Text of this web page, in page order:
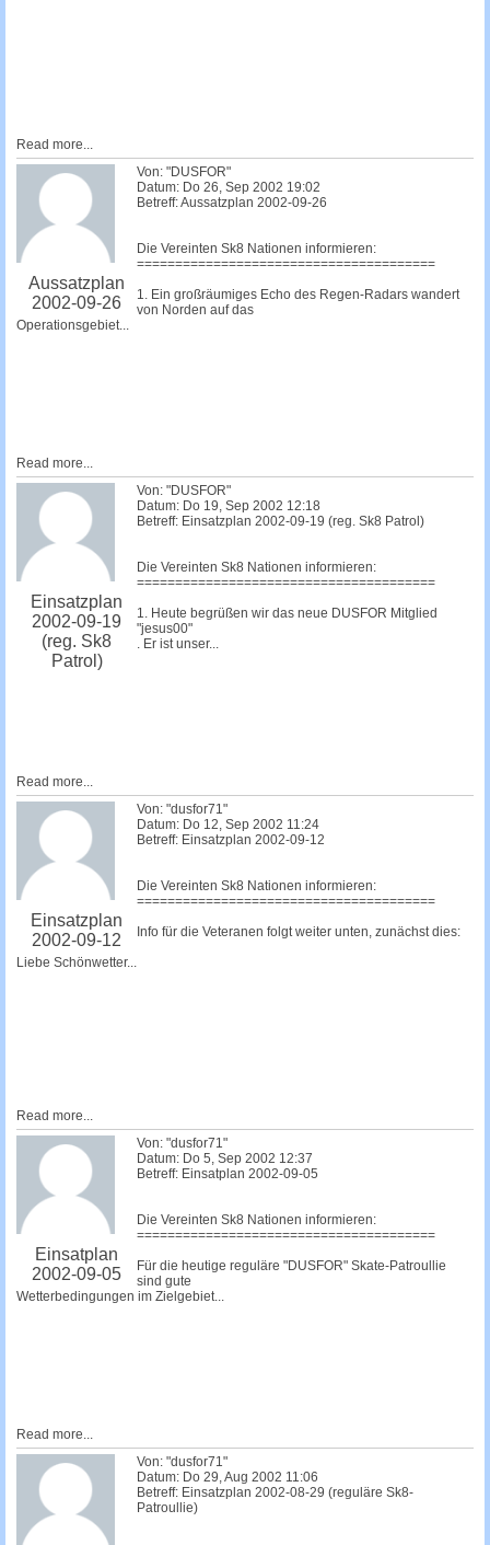
Read more...
Aussatzplan
2002-09-26
Von: "DUSFOR"
Datum: Do 26, Sep 2002 19:02
Betreff: Aussatzplan 2002-09-26
Die Vereinten Sk8 Nationen informieren:
=======================================
1. Ein großräumiges Echo des Regen-Radars wandert
von Norden auf das
Operationsgebiet...
Read more...
Einsatzplan
2002-09-19
(reg. Sk8
Patrol)
Von: "DUSFOR"
Datum: Do 19, Sep 2002 12:18
Betreff: Einsatzplan 2002-09-19 (reg. Sk8 Patrol)
Die Vereinten Sk8 Nationen informieren:
=======================================
1. Heute begrüßen wir das neue DUSFOR Mitglied
"jesus00"
. Er ist unser...
Read more...
Einsatzplan
2002-09-12
Von: "dusfor71"
Datum: Do 12, Sep 2002 11:24
Betreff: Einsatzplan 2002-09-12
Die Vereinten Sk8 Nationen informieren:
=======================================
Info für die Veteranen folgt weiter unten, zunächst dies:
Liebe Schönwetter...
Read more...
Einsatplan
2002-09-05
Von: "dusfor71"
Datum: Do 5, Sep 2002 12:37
Betreff: Einsatplan 2002-09-05
Die Vereinten Sk8 Nationen informieren:
=======================================
Für die heutige reguläre "DUSFOR" Skate-Patroullie
sind gute
Wetterbedingungen im Zielgebiet...
Read more...
Von: "dusfor71"
Datum: Do 29, Aug 2002 11:06
Betreff: Einsatzplan 2002-08-29 (reguläre Sk8-
Patroullie)